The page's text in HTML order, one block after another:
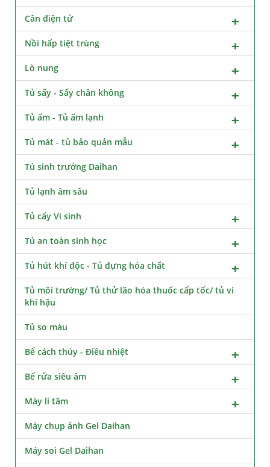
Cân điện tử
Nồi hấp tiệt trùng
Lò nung
Tủ sấy - Sấy chân không
Tủ ấm - Tủ ấm lạnh
Tủ mát - tủ bảo quản mẫu
Tủ sinh trưởng Daihan
Tủ lạnh âm sâu
Tủ cấy Vi sinh
Tủ an toàn sinh học
Tủ hút khí độc - Tủ đựng hóa chất
Tủ môi trường/ Tủ thử lão hóa thuốc cấp tốc/ tủ vi
khí hậu
Tủ so màu
Bể cách thủy - Điều nhiệt
Bể rửa siêu âm
Máy li tâm
Máy chụp ảnh Gel Daihan
Máy soi Gel Daihan